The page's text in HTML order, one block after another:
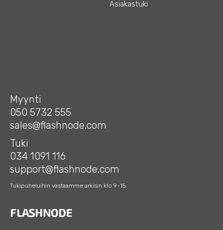
Asiakastuki
Myynti
050 5732 555
sales@flashnode.com
Tuki
034 1091 116
support@flashnode.com
Tukipuheluihin vastaamme arkisin klo 9-15.